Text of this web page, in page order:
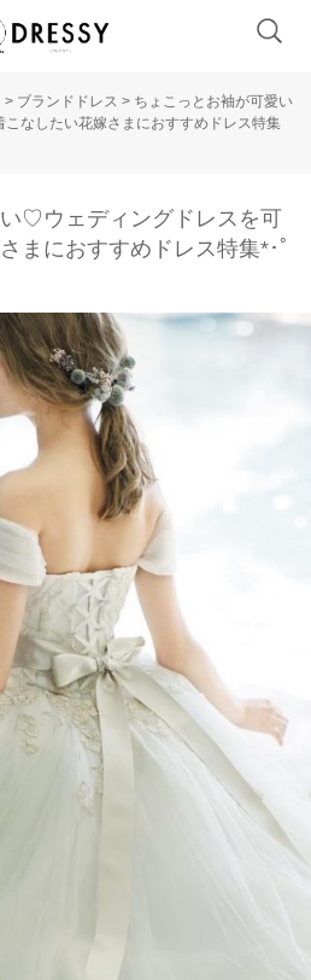
> ブランドドレス > ちょこっとお袖が可愛い
なしたい花嫁さまにおすすめドレス特集
♡ウェディングドレスを可
まにおすすめドレス特集*･ﾟ